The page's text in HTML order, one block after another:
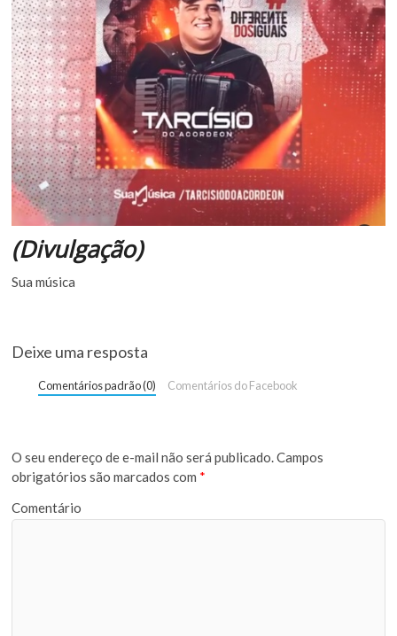
(Divulgação)
Sua música
Deixe uma resposta
Comentários padrão (0) Comentários do Facebook
O seu endereço de e-mail não será publicado. Campos
obrigatórios são marcados com *
Comentário